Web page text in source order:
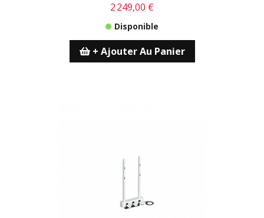
2 249,00 €
Disponible
+ Ajouter Au Panier